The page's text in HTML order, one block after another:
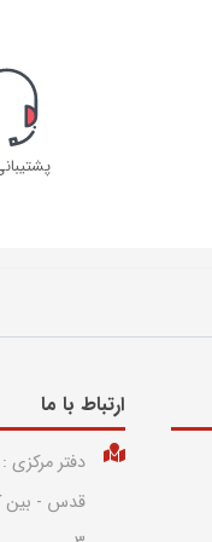
ارتباط با ما​
دفتر مرکزی